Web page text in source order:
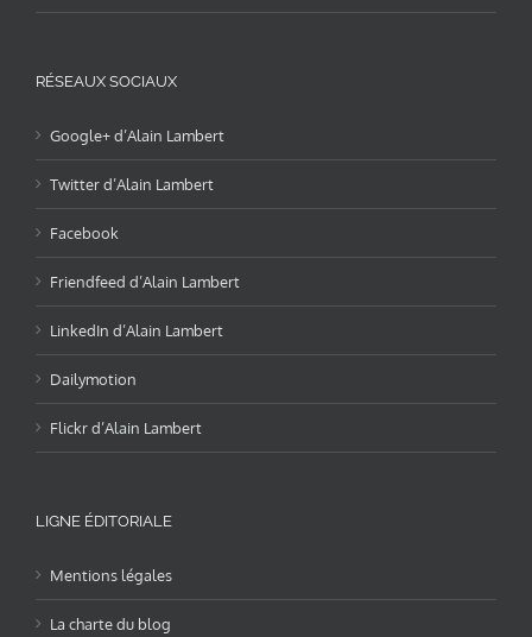
RÉSEAUX SOCIAUX
Google+ d’Alain Lambert
Twitter d’Alain Lambert
Facebook
Friendfeed d’Alain Lambert
LinkedIn d’Alain Lambert
Dailymotion
Flickr d’Alain Lambert
LIGNE ÉDITORIALE
Mentions légales
La charte du blog